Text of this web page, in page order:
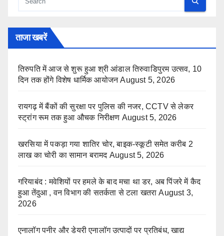
ताजा खबरें
तिरुपति में आज से शुरू हुआ श्री आंडाल तिरुवाडिपुरम उत्सव, 10
दिन तक होंगे विशेष धार्मिक आयोजन August 5, 2026
रायगढ़ में बैंकों की सुरक्षा पर पुलिस की नजर, CCTV से लेकर
स्ट्रांग रूम तक हुआ औचक निरीक्षण August 5, 2026
खरसिया में पकड़ा गया शातिर चोर, बाइक-स्कूटी समेत करीब 2
लाख का चोरी का सामान बरामद August 5, 2026
गरियाबंद : मवेशियों पर हमले के बाद मचा था डर, अब पिंजरे में कैद
हुआ तेंदुआ , वन विभाग की सतर्कता से टला खतरा August 3,
2026
एनालॉग पनीर और डेयरी एनालॉग उत्पादों पर प्रतिबंध, खाद्य